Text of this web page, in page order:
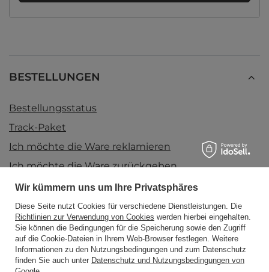
BESTELLUNGEN
Bestellungsstatus
Track-Paket
Ich möchte die Ware reklamieren
Ich möchte die Ware zurückgeben
Ich möchte die Ware umtauschen
Kontakt
Konto
Wir kümmern uns um Ihre Privatsphäres
Diese Seite nutzt Cookies für verschiedene Dienstleistungen. Die
Richtlinien zur Verwendung von Cookies werden hierbei eingehalten.
Sie können die Bedingungen für die Speicherung sowie den Zugriff
auf die Cookie-Dateien in Ihrem Web-Browser festlegen. Weitere
Informationen zu den Nutzungsbedingungen und zum Datenschutz
finden Sie auch unter Datenschutz und Nutzungsbedingungen von